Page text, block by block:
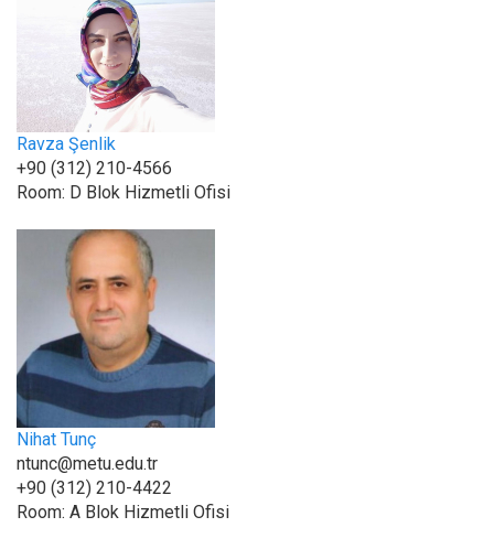
Ravza Şenlik
+90 (312) 210-4566
Room: D Blok Hizmetli Ofisi
Nihat Tunç
ntunc@metu.edu.tr
+90 (312) 210-4422
Room: A Blok Hizmetli Ofisi